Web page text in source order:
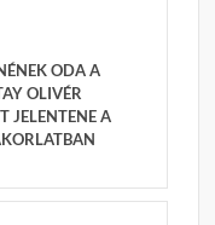
ODA A
OLIVÉR
JELENTENE A